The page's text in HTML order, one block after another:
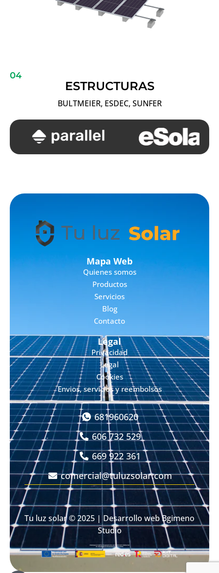
04
ESTRUCTURAS
BULTMEIER, ESDEC, SUNFER
Mapa Web
Quienes somos
Productos
Servicios
Blog
Contacto
Legal
Privacidad
Legal
Cookies
Envios, servicios y reembolsos
681960620
606 732 529
669 922 361
comercial@tuluzsolar.com
Tu luz solar© 2025 | Desarrollo webBgimeno
Studio